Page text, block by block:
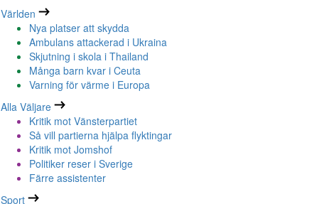
Världen
Nya platser att skydda
Ambulans attackerad i Ukraina
Skjutning i skola i Thailand
Många barn kvar i Ceuta
Varning för värme i Europa
Alla Väljare
Kritik mot Vänsterpartiet
Så vill partierna hjälpa flyktingar
Kritik mot Jomshof
Politiker reser i Sverige
Färre assistenter
Sport